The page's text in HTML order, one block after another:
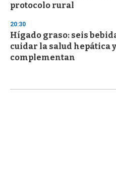
protocolo rural
20:30
Hígado graso: seis
cuidar la salud hepática
complementan